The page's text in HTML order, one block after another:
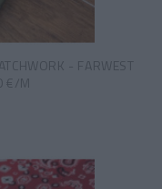
- FARWEST
€/M